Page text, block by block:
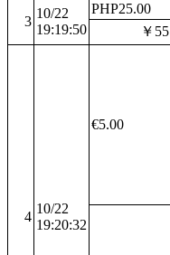
3
10/22
19:19:50
PHP25.00
￥55
4
10/22
19:20:32
€5.00